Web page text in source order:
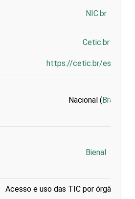
NIC.br
Cetic.br
https://cetic.br/es/
Nacional (Brasil
Bienal
Acesso e uso das TIC por órgãos